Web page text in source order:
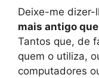
Deixe-me dizer-
mais antigo
Tantos que, de
quem o utiliza,
computadores